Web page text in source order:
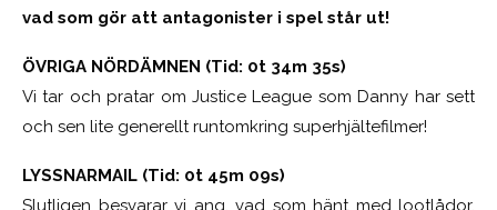
vad som gör att antagonister i spel står ut!
ÖVRIGA NÖRDÄMNEN (Tid: 0t 34m 35s)
Vi tar och pratar om Justice League som Danny har sett
och sen lite generellt runtomkring superhjältefilmer!
LYSSNARMAIL (Tid: 0t 45m 09s)
Slutligen besvarar vi ang. vad som hänt med lootlådor,